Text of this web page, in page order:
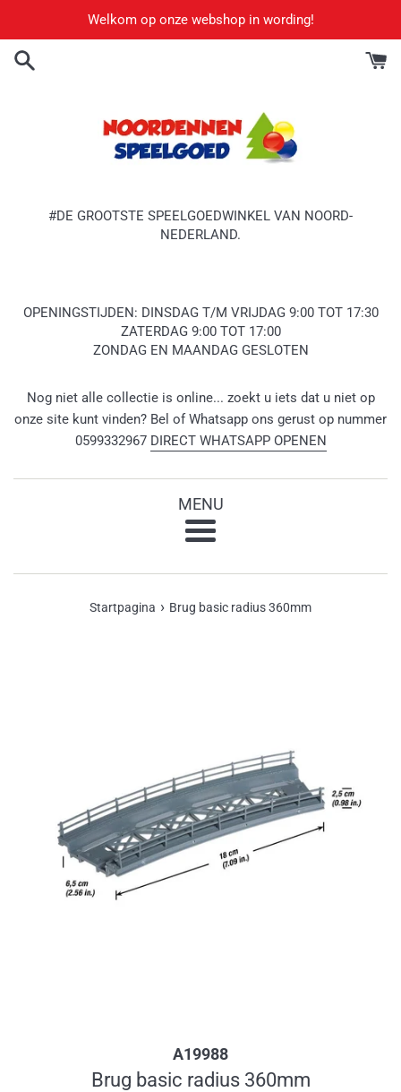
content
Welkom op onze webshop in wording!
#DE GROOTSTE SPEELGOEDWINKEL VAN NOORD-
NEDERLAND.
OPENINGSTIJDEN: DINSDAG T/M VRIJDAG 9:00 TOT 17:30
ZATERDAG 9:00 TOT 17:00
ZONDAG EN MAANDAG GESLOTEN
Nog niet alle collectie is online... zoekt u iets dat u niet op
onze site kunt vinden? Bel of Whatsapp ons gerust op nummer
0599332967 DIRECT WHATSAPP OPENEN
MENU
Startpagina › Brug basic radius 360mm
A19988
Brug basic radius 360mm